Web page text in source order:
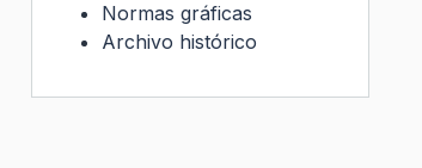
Normas gráficas
Archivo histórico